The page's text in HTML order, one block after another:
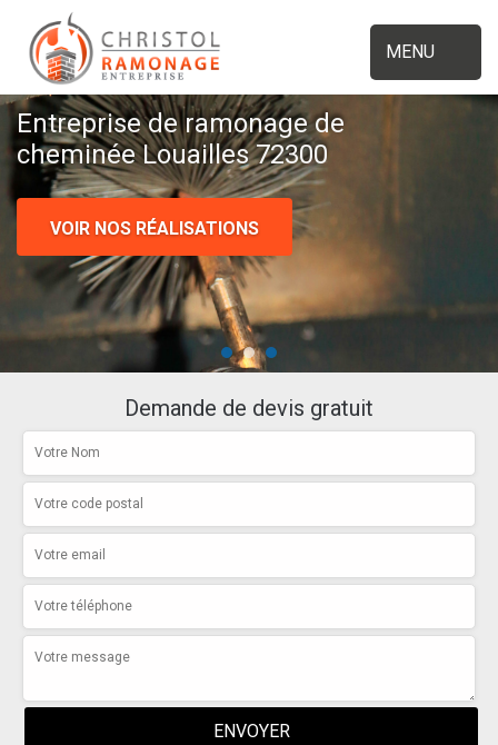
MENU
Entreprise de ramonage de
cheminée Louailles 72300
VOIR NOS RÉALISATIONS
Demande de devis gratuit